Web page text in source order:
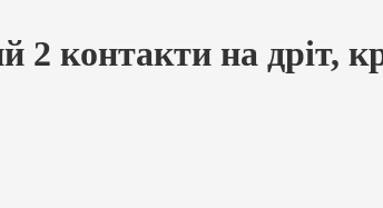
2 контакти на дріт,